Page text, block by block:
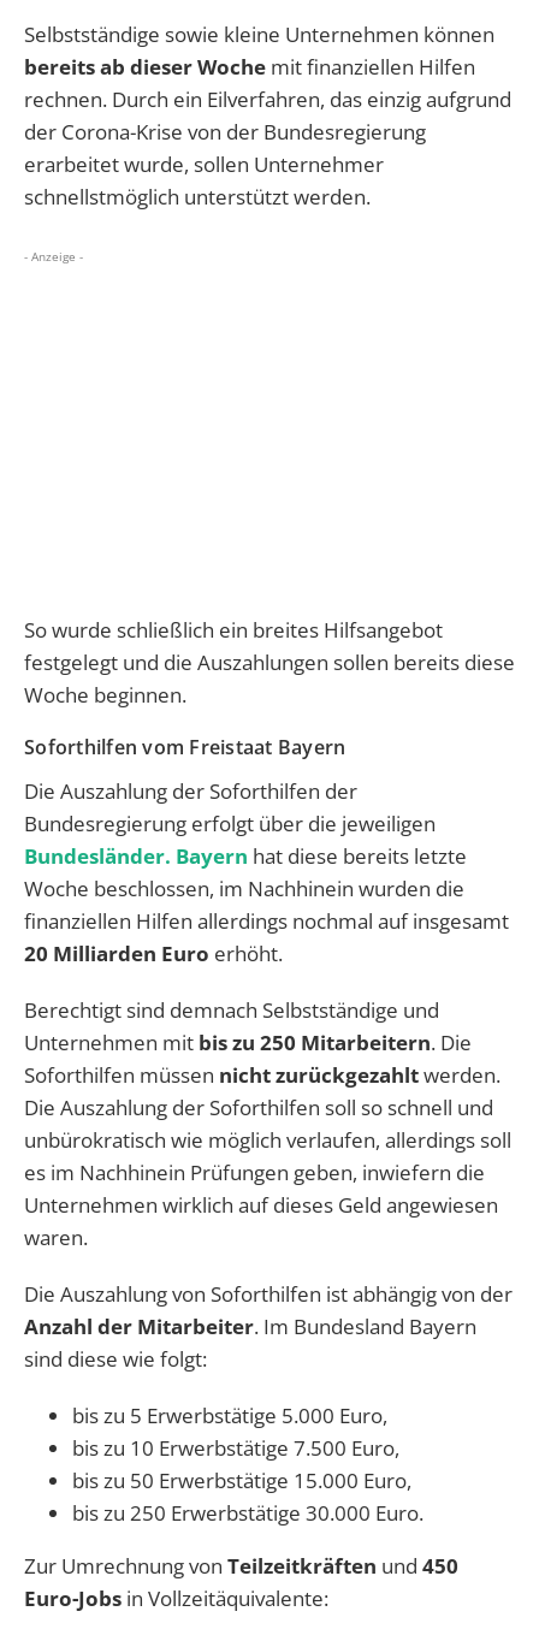
Selbstständige sowie kleine Unternehmen können
bereits ab dieser Woche mit finanziellen Hilfen
rechnen. Durch ein Eilverfahren, das einzig aufgrund
der Corona-Krise von der Bundesregierung
erarbeitet wurde, sollen Unternehmer
schnellstmöglich unterstützt werden.
- Anzeige -
So wurde schließlich ein breites Hilfsangebot
festgelegt und die Auszahlungen sollen bereits diese
Woche beginnen.
Soforthilfen vom Freistaat Bayern
Die Auszahlung der Soforthilfen der
Bundesregierung erfolgt über die jeweiligen
Bundesländer. Bayern hat diese bereits letzte
Woche beschlossen, im Nachhinein wurden die
finanziellen Hilfen allerdings nochmal auf insgesamt
20 Milliarden Euro erhöht.
Berechtigt sind demnach Selbstständige und
Unternehmen mit bis zu 250 Mitarbeitern. Die
Soforthilfen müssen nicht zurückgezahltwerden.
Die Auszahlung der Soforthilfen soll so schnell und
unbürokratisch wie möglich verlaufen, allerdings soll
es im Nachhinein Prüfungen geben, inwiefern die
Unternehmen wirklich auf dieses Geld angewiesen
waren.
Die Auszahlung von Soforthilfen ist abhängig von der
Anzahl der Mitarbeiter. Im Bundesland Bayern
sind diese wie folgt:
bis zu 5 Erwerbstätige 5.000 Euro,
bis zu 10 Erwerbstätige 7.500 Euro,
bis zu 50 Erwerbstätige 15.000 Euro,
bis zu 250 Erwerbstätige 30.000 Euro.
Zur Umrechnung von Teilzeitkräften und 450
Euro-Jobs in Vollzeitäquivalente: